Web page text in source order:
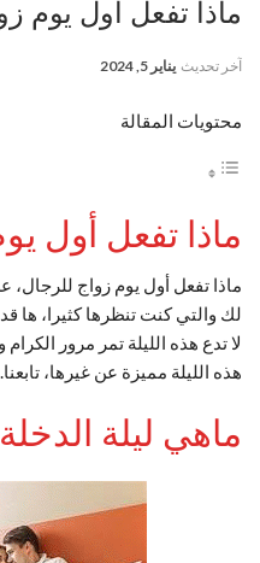
ماذا تفعل أول يوم
آخر تحديث يناير 5, 2024
محتويات المقالة
ماذا تفعل أول
ماذا تفعل أول يوم زواج للرجال،
لك والتي كنت تنظرها كثيرا، ها
لا تدع هذه الليلة تمر مرور
هذه الليلة مميزة عن غيرها، تابعنا.
ماهي ليلة الدخلة